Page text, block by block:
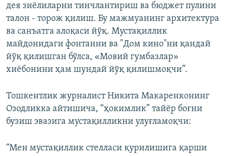
дея зиëлиларни тинчлантириш ва бюджет пулини
талон - торож қилиш. Бу мажмуанинг архитектура
ва санъатга алоқаси йўқ. Мустақиллик
майдонидаги фонтанни ва "Дом кино"ни қандай
йўқ қилишган бўлса, «Мовий гумбазлар»
хиёбонини ҳам шундай йўқ қилишмоқчи”.
Тошкентлик журналист Никита Макаренконинг
Озодликка айтишича, “ҳокимлик” тайëр боғни
бузиш эвазига мустақилликни улуғламоқчи:
“Мен мустақиллик стелласи қурилишига қарши